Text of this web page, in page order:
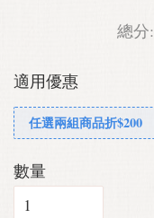
總分:
適用優惠
任選兩組商品折$200
數量